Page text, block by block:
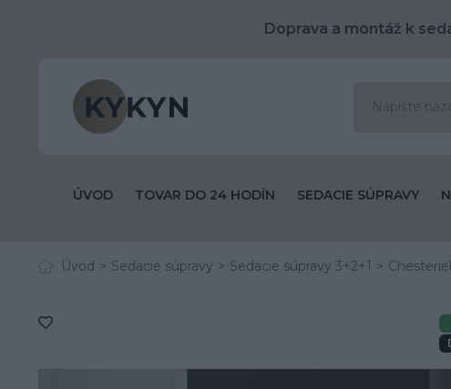
Doprava a montáž k
ÚVOD TOVAR DO 24 HODÍN SEDACIE SÚPRAVY
Úvod Sedacie súpravy Sedacie súpravy 3+2+1